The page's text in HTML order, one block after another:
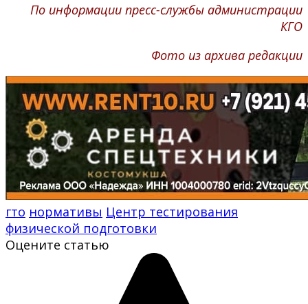
По информации пресс-службы администрации
КГО
Фото из архива редакции
гто нормативы Центр тестирования
физической подготовки
Оцените статью